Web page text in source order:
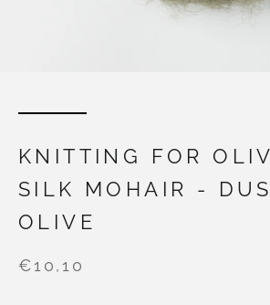
KNITTING FOR
SILK MOHAIR -
OLIVE
€10,10